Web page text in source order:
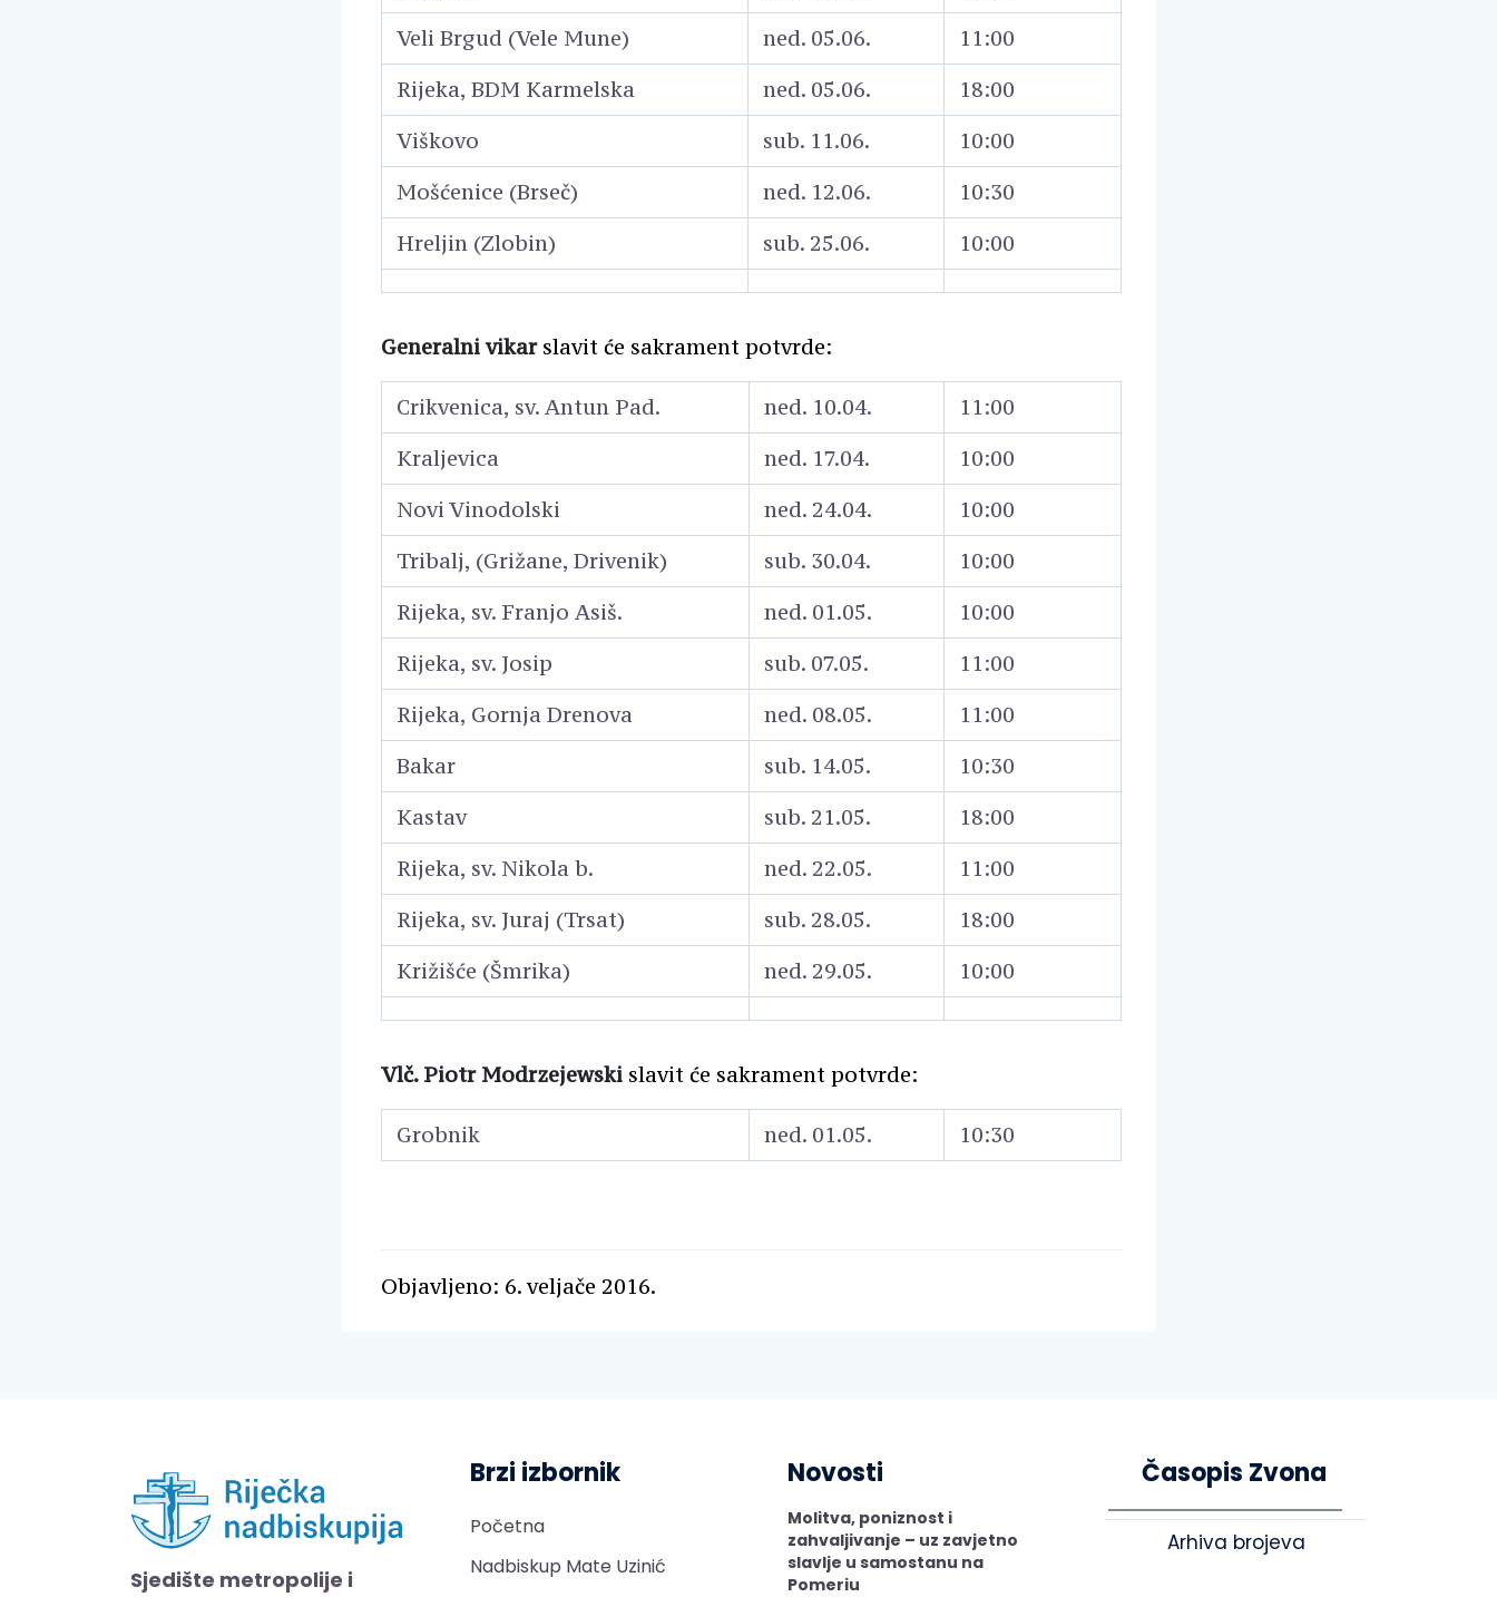
Veli Brgud (Vele Mune)
ned. 05.06.
11:00
Rijeka, BDM Karmelska
ned. 05.06.
18:00
Viškovo
sub. 11.06.
10:00
Mošćenice (Brseč)
ned. 12.06.
10:30
Hreljin (Zlobin)
sub. 25.06. 10:00
Generalni vikarslavit će sakrament potvrde:
Crikvenica, sv. Antun Pad. ned. 10.04.
11:00
Kraljevica
ned. 17.04.
10:00
Novi Vinodolski
ned. 24.04.
10:00
Tribalj, (Grižane, Drivenik)
sub. 30.04.
10:00
Rijeka, sv. Franjo Asiš.
ned. 01.05.
10:00
Rijeka, sv. Josip
sub. 07.05.
11:00
Rijeka, Gornja Drenova
ned. 08.05.
11:00
Bakar
sub. 14.05.
10:30
Kastav
sub. 21.05.
18:00
Rijeka, sv. Nikola b.
ned. 22.05.
11:00
Rijeka, sv. Juraj (Trsat)
sub. 28.05.
18:00
Križišće (Šmrika)
ned. 29.05. 10:00
Vlč. Piotr Modrzejewski slavit će sakrament potvrde:
Grobnik ned. 01.05. 10:30
Objavljeno: 6. veljače 2016.
Sjedište metropolije i
Brzi izbornik
Početna
Nadbiskup Mate Uzinić
Novosti
Molitva, poniznost i
zahvaljivanje – uz zavjetno
slavlje u samostanu na
Pomeriu
Časopis Zvona
Arhiva brojeva